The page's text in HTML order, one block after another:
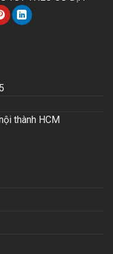
thành HCM